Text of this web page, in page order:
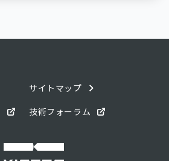
サイトマップ
技術フォーラム